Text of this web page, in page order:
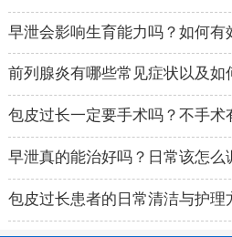
指南
早泄会影响生育能力吗？如何有
前列腺炎有哪些常见症状以及如
包皮过长一定要手术吗？不手术
早泄真的能治好吗？日常该怎么
包皮过长患者的日常清洁与护理